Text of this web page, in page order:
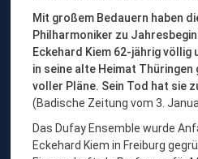
S
E
M
B
L
E
Mit großem Bedauern haben
Philharmoniker zu
Eckehard Kiem 62-jährig völlig
in seine alte Heimat Thüringen
voller Pläne. Sein Tod hat sie
(Badische Zeitung vom 3.
Das Dufay Ensemble wurde
Eckehard Kiem in Freiburg